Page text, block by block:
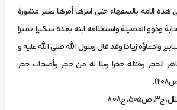
هذه الامة بالسفهاء حتى ابتزها أمرها بغير مشورة
وذوو الفضيلة واستخلافه ابنه بعده سكيرا خميرا
وادعاؤه زيادا وقد قال رسول الله صلى الله عليه و
الحجر وقتله حجرا ويلا له من حجر وأصحاب حجر
ح808.